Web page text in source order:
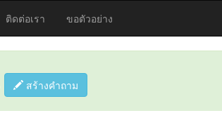
ติดต่อเรา ขอตัวอย่าง
สร้างคำถาม